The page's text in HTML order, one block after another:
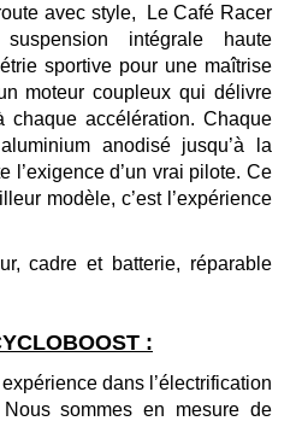
avec style,
Le Café Racer
intégrale haute
sportive pour une maîtrise
moteur coupleux qui délivre
chaque accélération. Chaque
anodisé jusqu’à la
l’exigence d’un vrai pilote. Ce
modèle, c’est l’expérience
cadre et batterie, réparable
:
dans l’électrification
sommes en mesure de